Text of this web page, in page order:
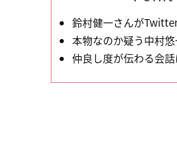
鈴村健一さんが
本物なのか疑う中村
仲良し度が伝わる会